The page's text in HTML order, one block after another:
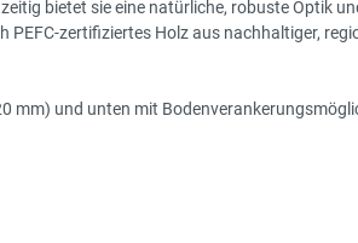
bietet sie eine natürliche, robuste Optik
zertifiziertes Holz aus nachhaltiger,
mm) und unten mit